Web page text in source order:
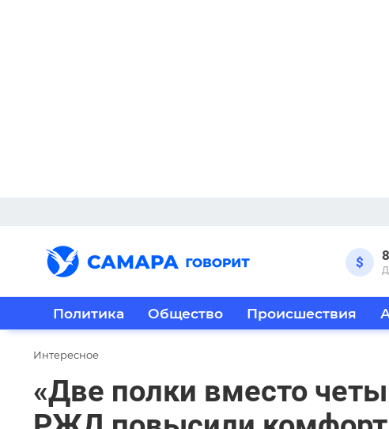
$
Политика Общество Происшествия
Интересное
«Две полки вместо